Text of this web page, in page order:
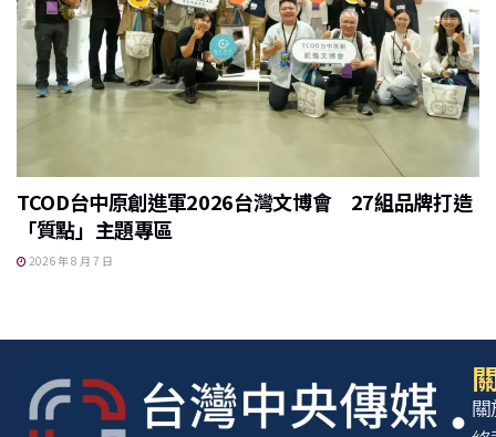
TCOD台中原創進軍2026台灣文博會 27組品牌打造
「質點」主題專區
2026 年 8 月 7 日